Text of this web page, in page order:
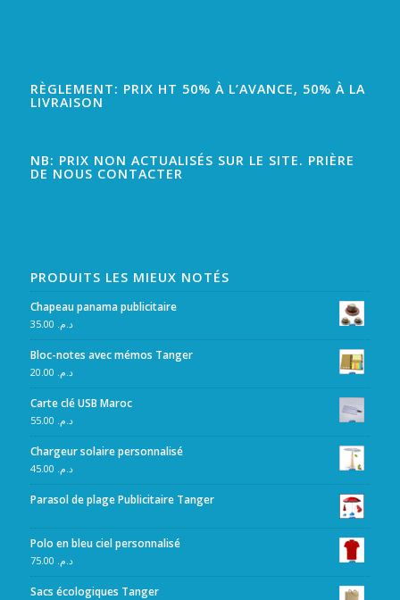
RÈGLEMENT: PRIX HT 50% À L’AVANCE, 50% À LA
LIVRAISON
NB: PRIX NON ACTUALISÉS SUR LE SITE. PRIÈRE
DE NOUS CONTACTER
PRODUITS LES MIEUX NOTÉS
Chapeau panama publicitaire
د.م.
Bloc-notes avec mémos Tanger
د.م.
Carte clé USB Maroc
د.م.
Chargeur solaire personnalisé
د.م.
Parasol de plage Publicitaire Tanger
Polo en bleu ciel personnalisé
د.م.
Sacs écologiques Tanger